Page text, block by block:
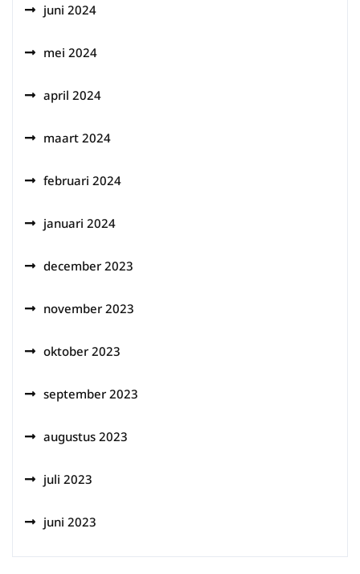
juni 2024
mei 2024
april 2024
maart 2024
februari 2024
januari 2024
december 2023
november 2023
oktober 2023
september 2023
augustus 2023
juli 2023
juni 2023